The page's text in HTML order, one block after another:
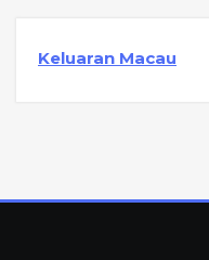
Keluaran Macau